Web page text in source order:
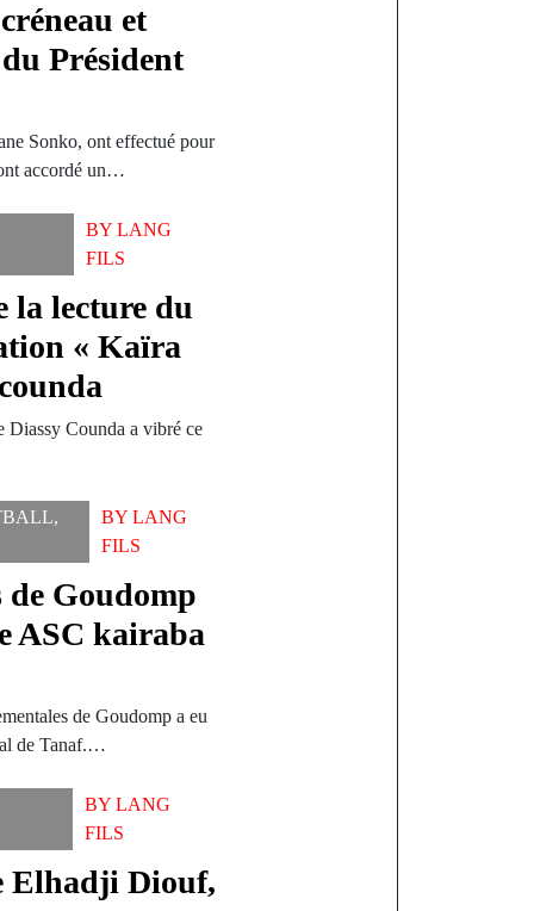
et
Président
Sonko, ont effectué pour
accordé un…
BYLANG
FILS
la lecture du
« Kaïra
Diassy Counda a vibré ce
,
BY LANG
FILS
de Goudomp
ASC kairaba
de Goudomp a eu
de Tanaf.…
BY LANG
FILS
Elhadji Diouf,